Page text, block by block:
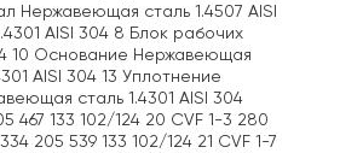
Нержавеющая сталь 1.4507 AISI
AISI 304 8 Блок рабочих
10 Основание Нержавеющая
AISI 304 13 Уплотнение
сталь 1.4301 AISI 304
467 133 102/124 20 CVF 1-3 280
205 539 133 102/124 21 CVF 1-7